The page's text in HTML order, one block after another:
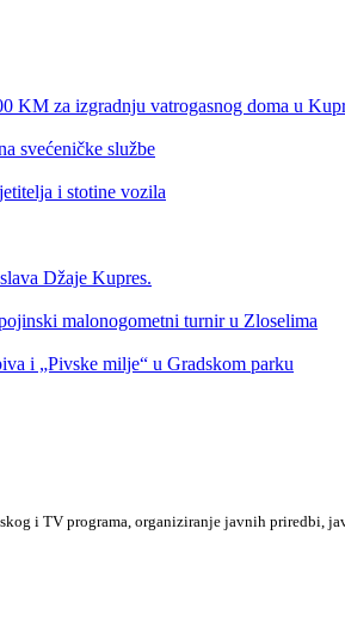
KM za izgradnju vatrogasnog doma u
svećeničke službe
i stotine vozila
Džaje Kupres.
malonogometni turnir u Zloselima
i „Pivske milje“ u Gradskom parku
i TV programa, organiziranje javnih